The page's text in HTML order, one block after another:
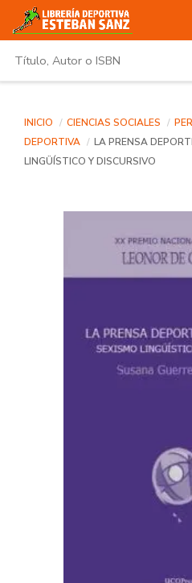
INICIO CIENCIAS SOCIALES
DEPORTIVA
LA PRENSA
LINGÜÍSTICO Y DISCURSIVO